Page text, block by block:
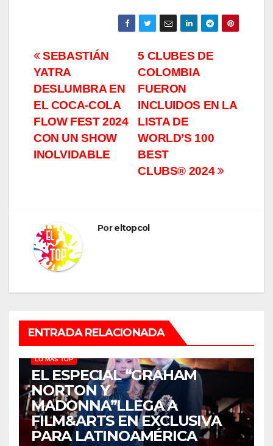
Navegación
de
entradas
5 CLUBES DE
COLOMBIA
FUERON
INCLUIDOS EN LA
LISTA DE
WORLD’S 100
BEST
CLUBS® 2024
SEBASTIÁN
YATRA
DESLUMBRA EN
EL COCA-COLA
FLOW FEST 2024
CON UN SHOW
INOLVIDABLE
Poreltopcol
ENTRADA RELACIONADA
LO MÁS TOP
EL ESPECIAL “GRAHAM
NORTON Y
MADONNA”LLEGA A
FILM&ARTS EN EXCLUSIVA
PARA LATINOAMÉRICA